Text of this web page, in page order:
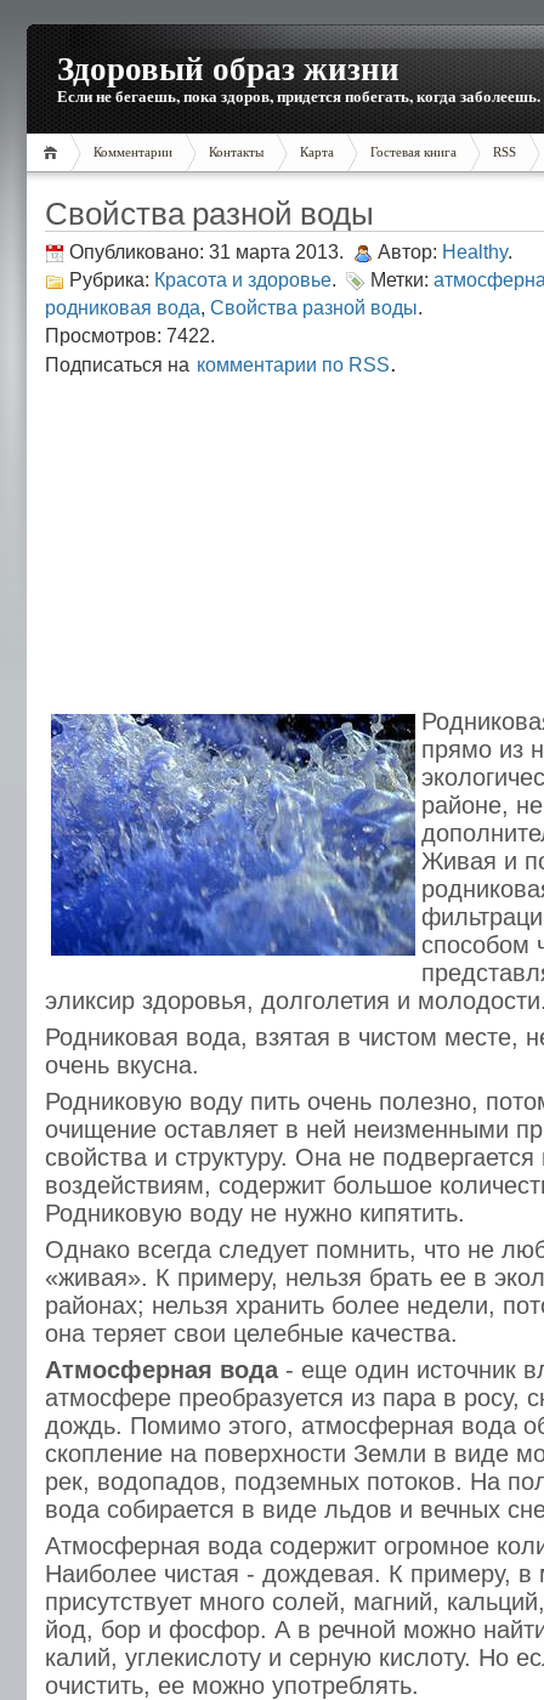
Здоровый образ жизни
Если не бегаешь, пока здоров, придется побегать, когда заболеешь.
Комментарии Контакты Карта Гостевая книга RSS
Свойства разной воды
Опубликовано: 31 марта 2013. Автор: Healthy.
Рубрика: Красота и здоровье. Метки:
родниковая вода, Свойства разной воды.
Просмотров: 7422.
Подписаться на комментарии по RSS.
прямо из
районе,
Живая и
способом
эликсир здоровья, долголетия и
Родниковая вода, взятая в чистом месте,
очень вкусна.
Родниковую воду пить очень полезно,
очищение оставляет в ней неизменными
свойства и структуру. Она не
воздействиям, содержит большое
Родниковую воду не нужно кипятить.
Однако всегда следует помнить, что не
«живая». К примеру, нельзя брать ее в
районах; нельзя хранить более недели,
она теряет свои целебные качества.
Атмосферная вода- еще один источник
атмосфере преобразуется из пара в росу,
дождь. Помимо этого, атмосферная вода
скопление на поверхности Земли в виде
рек, водопадов, подземных потоков. На
вода собирается в виде льдов и вечных
Атмосферная вода содержит огромное
Наиболее чистая - дождевая. К примеру, в
присутствует много солей, магний,
йод, бор и фосфор. А в речной можно
калий, углекислоту и серную кислоту. Но
очистить, ее можно употреблять.